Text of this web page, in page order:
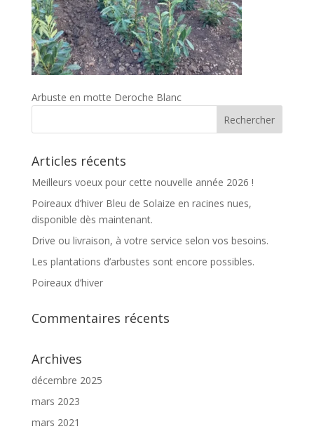
Arbuste en motte Deroche Blanc
Articles récents
Meilleurs voeux pour cette nouvelle année 2026 !
Poireaux d’hiver Bleu de Solaize en racines nues,
disponible dès maintenant.
Drive ou livraison, à votre service selon vos besoins.
Les plantations d’arbustes sont encore possibles.
Poireaux d’hiver
Commentaires récents
Archives
décembre 2025
mars 2023
mars 2021